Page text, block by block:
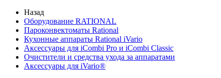
Назад
Оборудование RATIONAL
Пароконвектоматы Rational
Кухонные аппараты Rational iVario
Аксессуары для iCombi Pro и iCombi Classic
Очистители и средства ухода за аппаратами
Аксессуары для iVario®